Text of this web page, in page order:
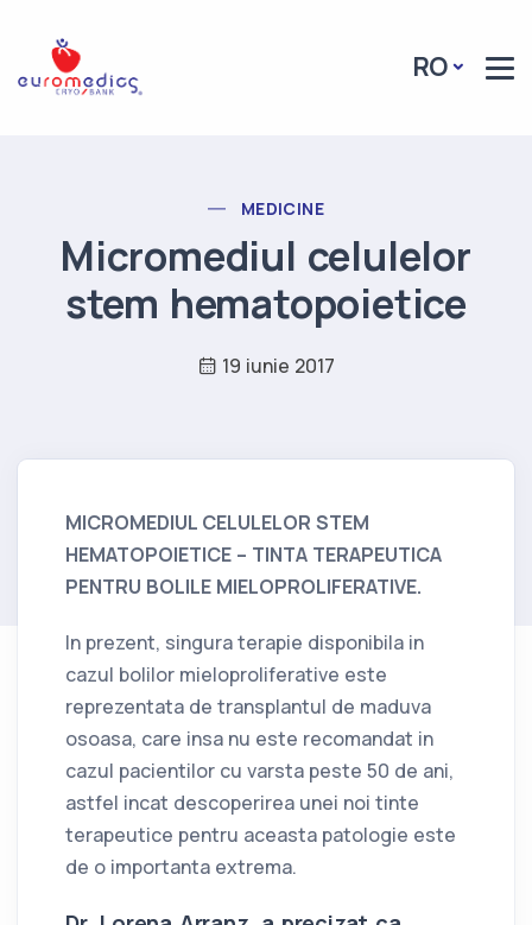
Header Logo RO
POST CATEGORY
MEDICINE
Micromediul celulelor
stem hematopoietice
19 iunie 2017
MICROMEDIUL CELULELOR STEM
HEMATOPOIETICE – TINTA TERAPEUTICA
PENTRU BOLILE MIELOPROLIFERATIVE.
In prezent, singura terapie disponibila in
cazul bolilor mieloproliferative este
reprezentata de transplantul de maduva
osoasa, care insa nu este recomandat in
cazul pacientilor cu varsta peste 50 de ani,
astfel incat descoperirea unei noi tinte
terapeutice pentru aceasta patologie este
de o importanta extrema.